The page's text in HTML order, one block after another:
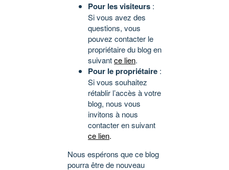
Pour les visiteurs :
Si vous avez des
questions, vous
pouvez contacter le
propriétaire du blog en
suivantce lien.
Pour le propriétaire :
Si vous souhaitez
rétablir l’accès à votre
blog, nous vous
invitons à nous
contacter en suivant
ce lien.
Nous espérons que ce blog
pourra être de nouveau